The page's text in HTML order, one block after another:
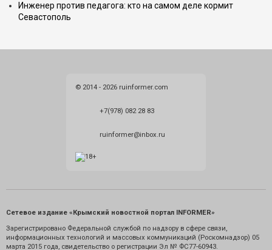
Инженер против педагога: кто на самом деле кормит
Севастополь
© 2014 - 2026 ruinformer.com
+7(978) 082 28 83
ruinformer@inbox.ru
Сетевое издание «Крымский новостной портал INFORMER»
Зарегистрировано Федеральной службой по надзору в сфере связи,
информационных технологий и массовых коммуникаций (Роскомнадзор) 05
марта 2015 года, свидетельство о регистрации Эл № ФС77-60943.